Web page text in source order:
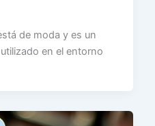
de moda y es un
en el entorno